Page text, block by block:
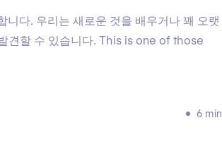
다. 우리는 새로운 것을 배우거나 꽤 오랫
견할 수 있습니다. This is one of those
6 min